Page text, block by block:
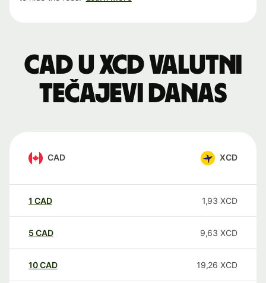
CAD u XCD valutni
tečajevi danas
CAD XCD
1 CAD 1,93 XCD
5 CAD 9,63 XCD
10CAD 19,26 XCD